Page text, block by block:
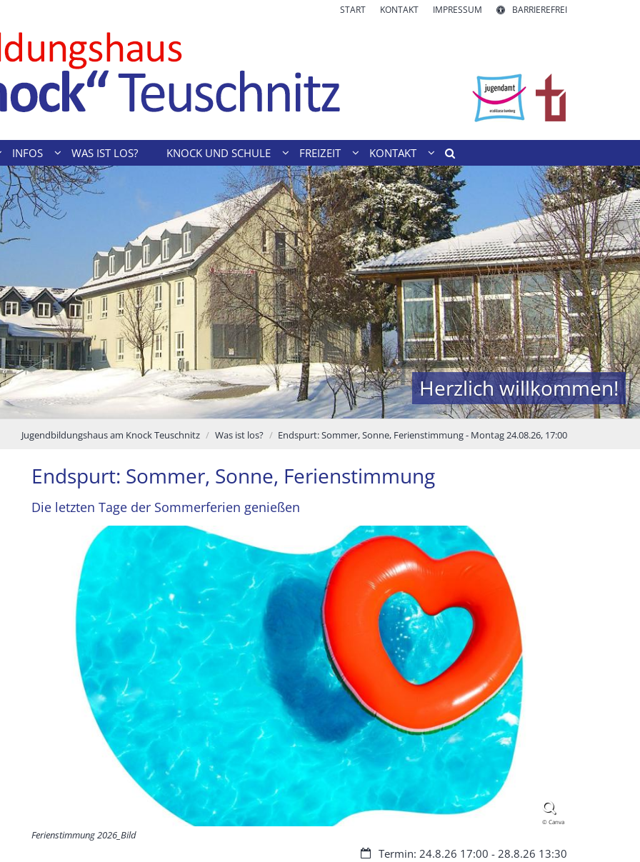
START KONTAKT IMPRESSUM BARRIEREFREI
INFOS WAS IST LOS? KNOCK UND SCHULE FREIZEIT KONTAKT
Herzlich willkommen!
Jugendbildungshaus am Knock Teuschnitz Was ist los? Endspurt: Sommer, Sonne, Ferienstimmung - Montag 24.08.26, 17:00
Endspurt: Sommer, Sonne, Ferienstimmung
Die letzten Tage der Sommerferien genießen
© Canva
Ferienstimmung 2026_Bild
Datum:Termin: 24.8.26 17:00 - 28.8.26 13:30